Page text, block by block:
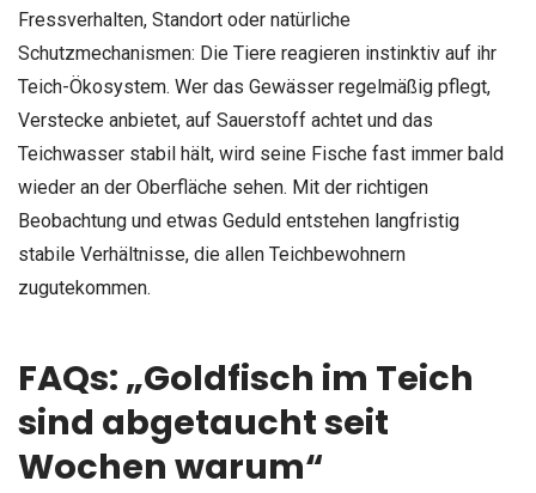
Fressverhalten, Standort oder natürliche
Schutzmechanismen: Die Tiere reagieren instinktiv auf ihr
Teich-Ökosystem. Wer das Gewässer regelmäßig pflegt,
Verstecke anbietet, auf Sauerstoff achtet und das
Teichwasser stabil hält, wird seine Fische fast immer bald
wieder an der Oberfläche sehen. Mit der richtigen
Beobachtung und etwas Geduld entstehen langfristig
stabile Verhältnisse, die allen Teichbewohnern
zugutekommen.
FAQs: „Goldfisch im Teich
sind abgetaucht seit
Wochen warum“